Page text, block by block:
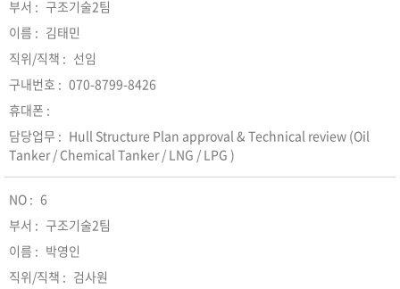
구조기술2팀
김태민
선임
070-8799-8426
Hull Structure Plan approval & Technical review (Oil
Tanker / Chemical Tanker / LNG / LPG )
6
구조기술2팀
박영인
검사원